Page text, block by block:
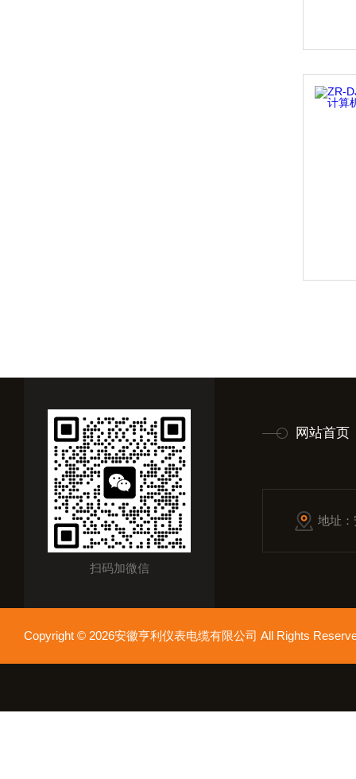
扫码加微信
网站首页
地址
Copyright © 2026安徽亨利仪表电缆有限公司 All Rights